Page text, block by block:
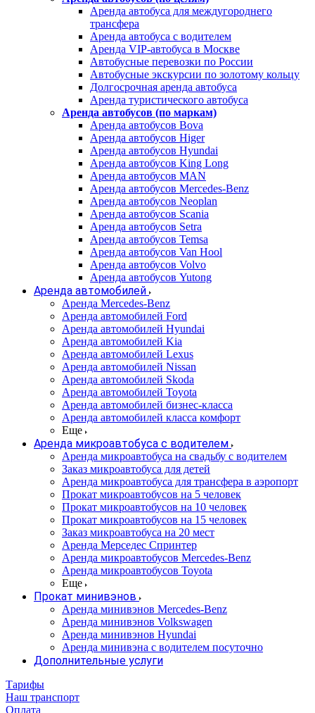
Аренда автобуса для междугороднего
трансфера
Аренда автобуса с водителем
Аренда VIP-автобуса в Москве
Автобусные перевозки по России
Автобусные экскурсии по золотому кольцу
Долгосрочная аренда автобуса
Аренда туристического автобуса
Аренда автобусов (по маркам)
Аренда автобусов Bova
Аренда автобусов Higer
Аренда автобусов Hyundai
Аренда автобусов King Long
Аренда автобусов MAN
Аренда автобусов Mercedes-Benz
Аренда автобусов Neoplan
Аренда автобусов Scania
Аренда автобусов Setra
Аренда автобусов Temsa
Аренда автобусов Van Hool
Аренда автобусов Volvo
Аренда автобусов Yutong
Аренда автомобилей
Аренда Mercedes-Benz
Аренда автомобилей Ford
Аренда автомобилей Hyundai
Аренда автомобилей Kia
Аренда автомобилей Lexus
Аренда автомобилей Nissan
Аренда автомобилей Skoda
Аренда автомобилей Toyota
Аренда автомобилей бизнес-класса
Аренда автомобилей класса комфорт
Еще
Аренда микроавтобуса с водителем
Аренда микроавтобуса на свадьбу с водителем
Заказ микроавтобуса для детей
Аренда микроавтобуса для трансфера в аэропорт
Прокат микроавтобусов на 5 человек
Прокат микроавтобусов на 10 человек
Прокат микроавтобусов на 15 человек
Заказ микроавтобуса на 20 мест
Аренда Мерседес Спринтер
Аренда микроавтобусов Mercedes-Benz
Аренда микроавтобусов Toyota
Еще
Прокат минивэнов
Аренда минивэнов Mercedes-Benz
Аренда минивэнов Volkswagen
Аренда минивэнов Hyundai
Аренда минивэна с водителем посуточно
Дополнительные услуги
Тарифы
Наш транспорт
Оплата